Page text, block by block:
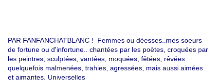
PAR FANFANCHATBLANC ! Femmes ou déesses..mes soeurs
de fortune ou d'infortune.. chantées par les poètes, croquées par
les peintres, sculptées, vantées, moquées, fêtées, rêvées
quelquefois malmenées, trahies, agressées, mais aussi aimées
et aimantes. Universelles